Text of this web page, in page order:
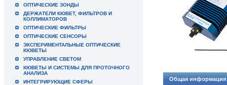
ОПТИЧЕСКИЕ ЗОНДЫ
ДЕРЖАТЕЛИ КЮВЕТ, ФИЛЬТРОВ И
КОЛЛИМАТОРОВ
ОПТИЧЕСКИЕ ФИЛЬТРЫ
ОПТИЧЕСКИЕ СЕНСОРЫ
ЭКСПЕРИМЕНТАЛЬНЫЕ ОПТИЧЕСКИЕ
КЮВЕТЫ
УПРАВЛЕНИЕ СВЕТОМ
КЮВЕТЫ И СИСТЕМЫ ДЛЯ ПРОТОЧНОГО
АНАЛИЗА
ИНТЕГРИРУЮЩИЕ СФЕРЫ
Общая информация